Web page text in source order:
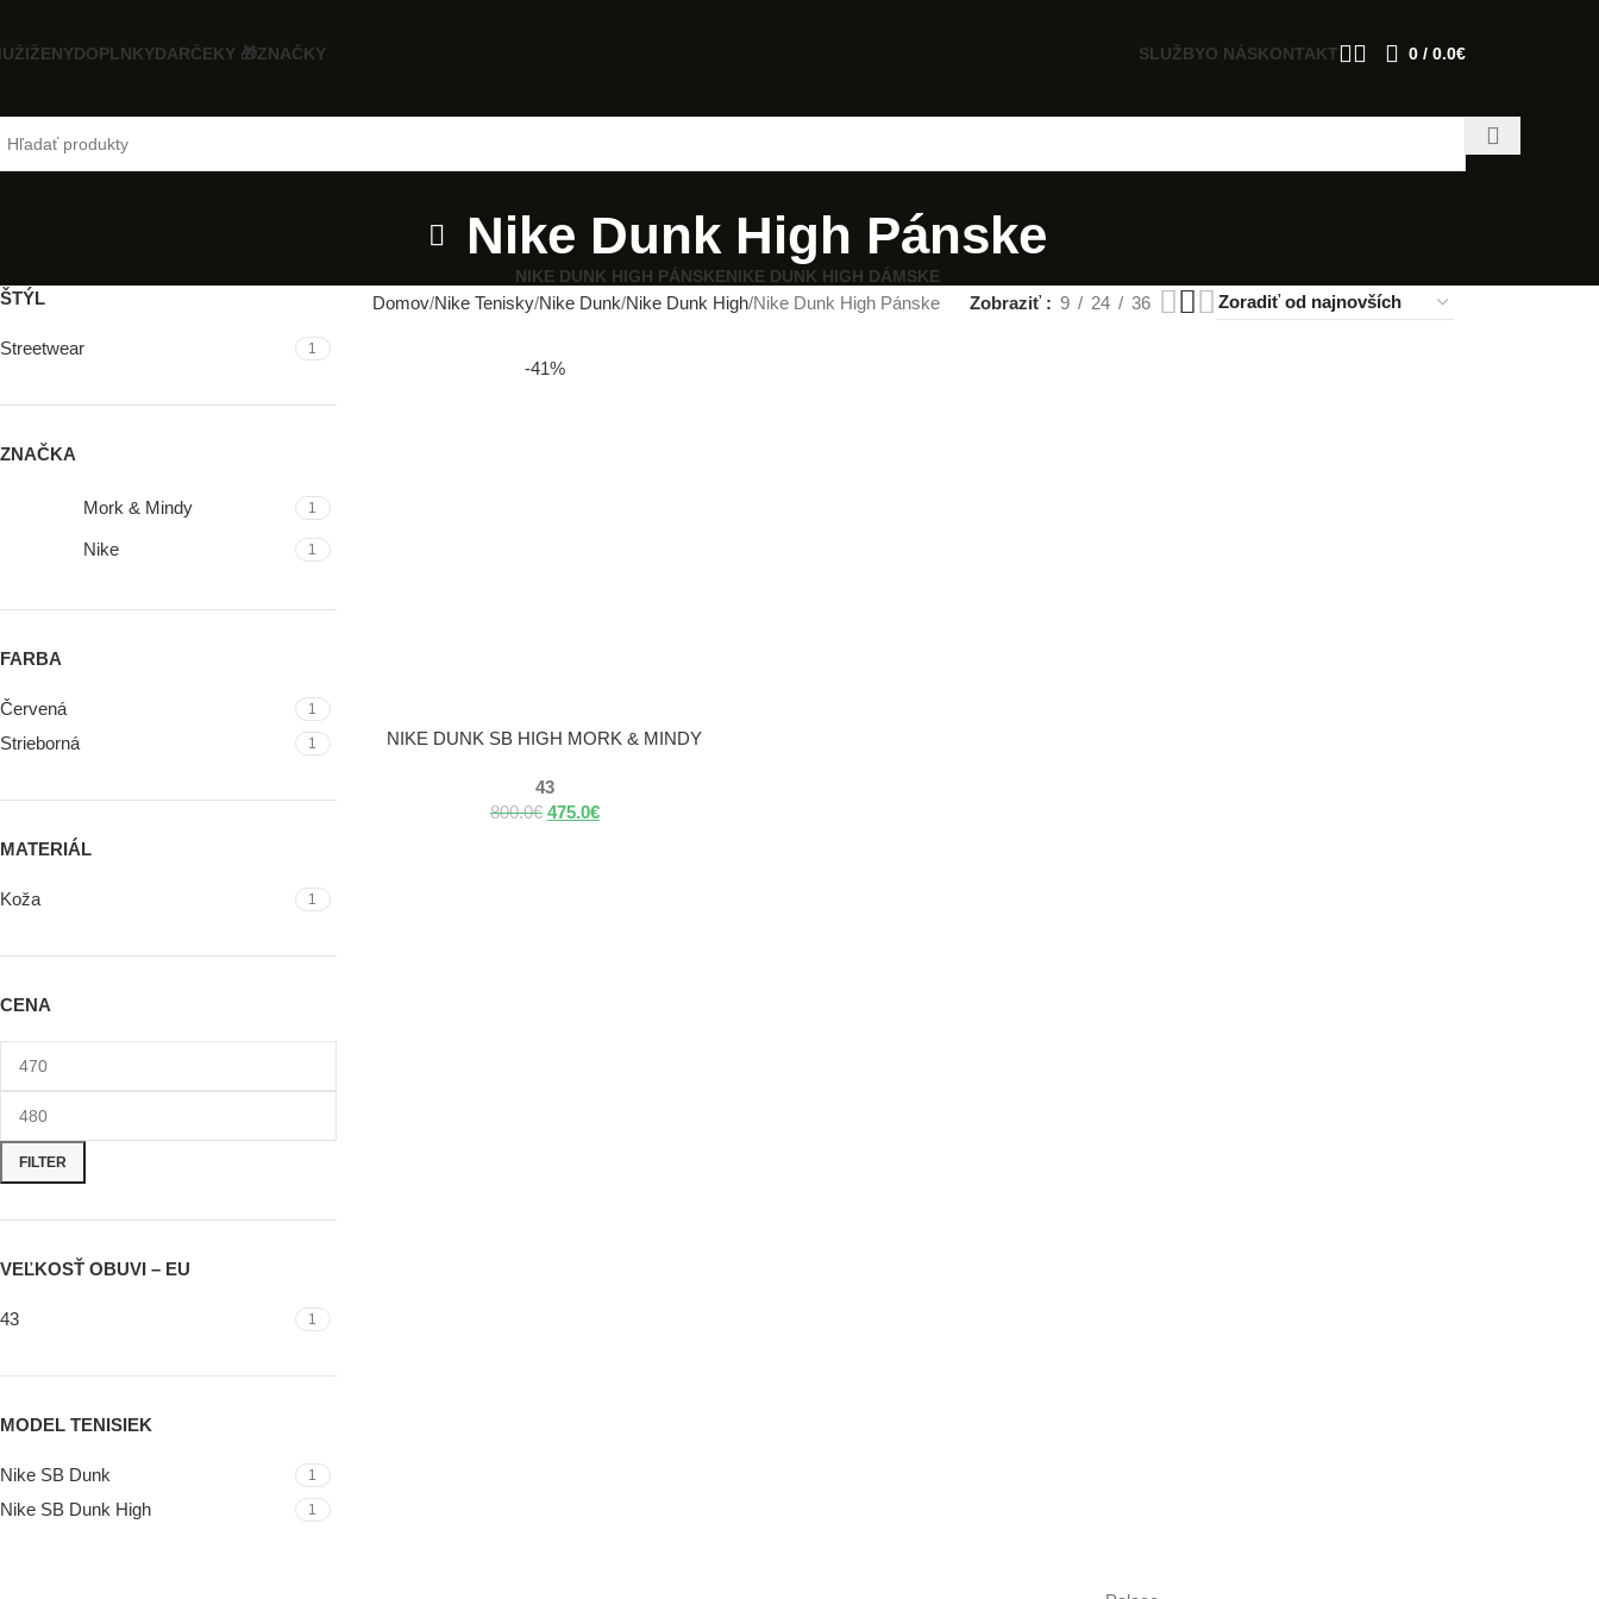
ŽENYDOPLNKYDARČEKY 🎁ZNAČKY SLUŽBYO NÁSKONTAKT 0 / 0.0€
Nike Dunk High Pánske
NIKE DUNK HIGH PÁNSKENIKE DUNK HIGH DÁMSKE
ŠTÝL
Streetwear 1
ZNAČKA
Mork & Mindy 1
Nike 1
FARBA
Červená 1
Strieborná 1
MATERIÁL
Koža 1
CENA
FILTER
VEĽKOSŤ OBUVI – EU
43 1
MODEL TENISIEK
Nike SB Dunk 1
Nike SB Dunk High 1
Domov Nike Tenisky Nike Dunk Nike Dunk High Nike Dunk High Pánske Zobraziť 9 24 36
-41%
VÝBER MOŽNOSTÍ
NIKE DUNK SB HIGH MORK & MINDY
43
800.0€ 475.0€